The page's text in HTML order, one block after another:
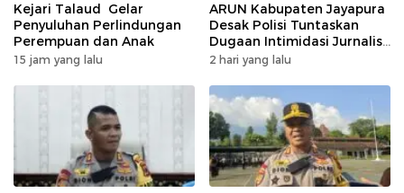
Kejari Talaud Gelar
Penyuluhan Perlindungan
Perempuan dan Anak
15 jam yang lalu
ARUN Kabupaten Jayapura
Desak Polisi Tuntaskan
Dugaan Intimidasi Jurnalis
Jubi
2 hari yang lalu